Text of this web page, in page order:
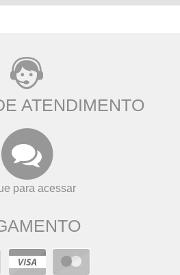
ATENDIMENTO
para acessar